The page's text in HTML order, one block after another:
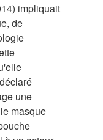
impliquait
de
une
masque